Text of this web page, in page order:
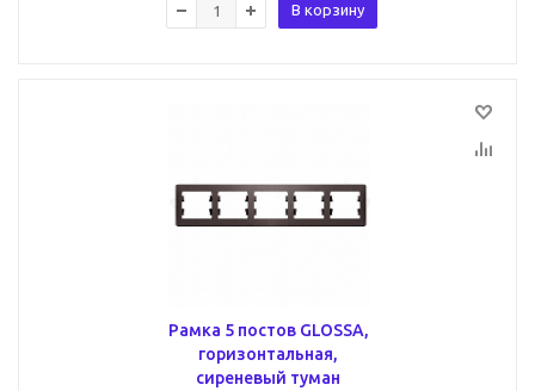
В корзину
Рамка 5 постов GLOSSA,
горизонтальная,
сиреневый туман